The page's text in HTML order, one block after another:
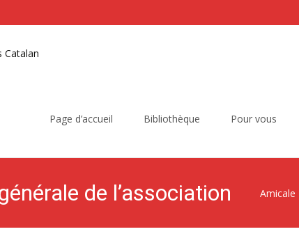
Page d’accueil Bibliothèque Pour vous
de l’association Amicale